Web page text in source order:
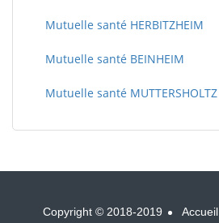
Mutuelle santé HERBITZHEIM
Mutuelle santé BEINHEIM
Mutuelle santé MUTTERSHOLTZ
Copyright © 2018-2019 Accueil